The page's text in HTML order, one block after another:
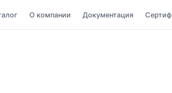
О компании Документация